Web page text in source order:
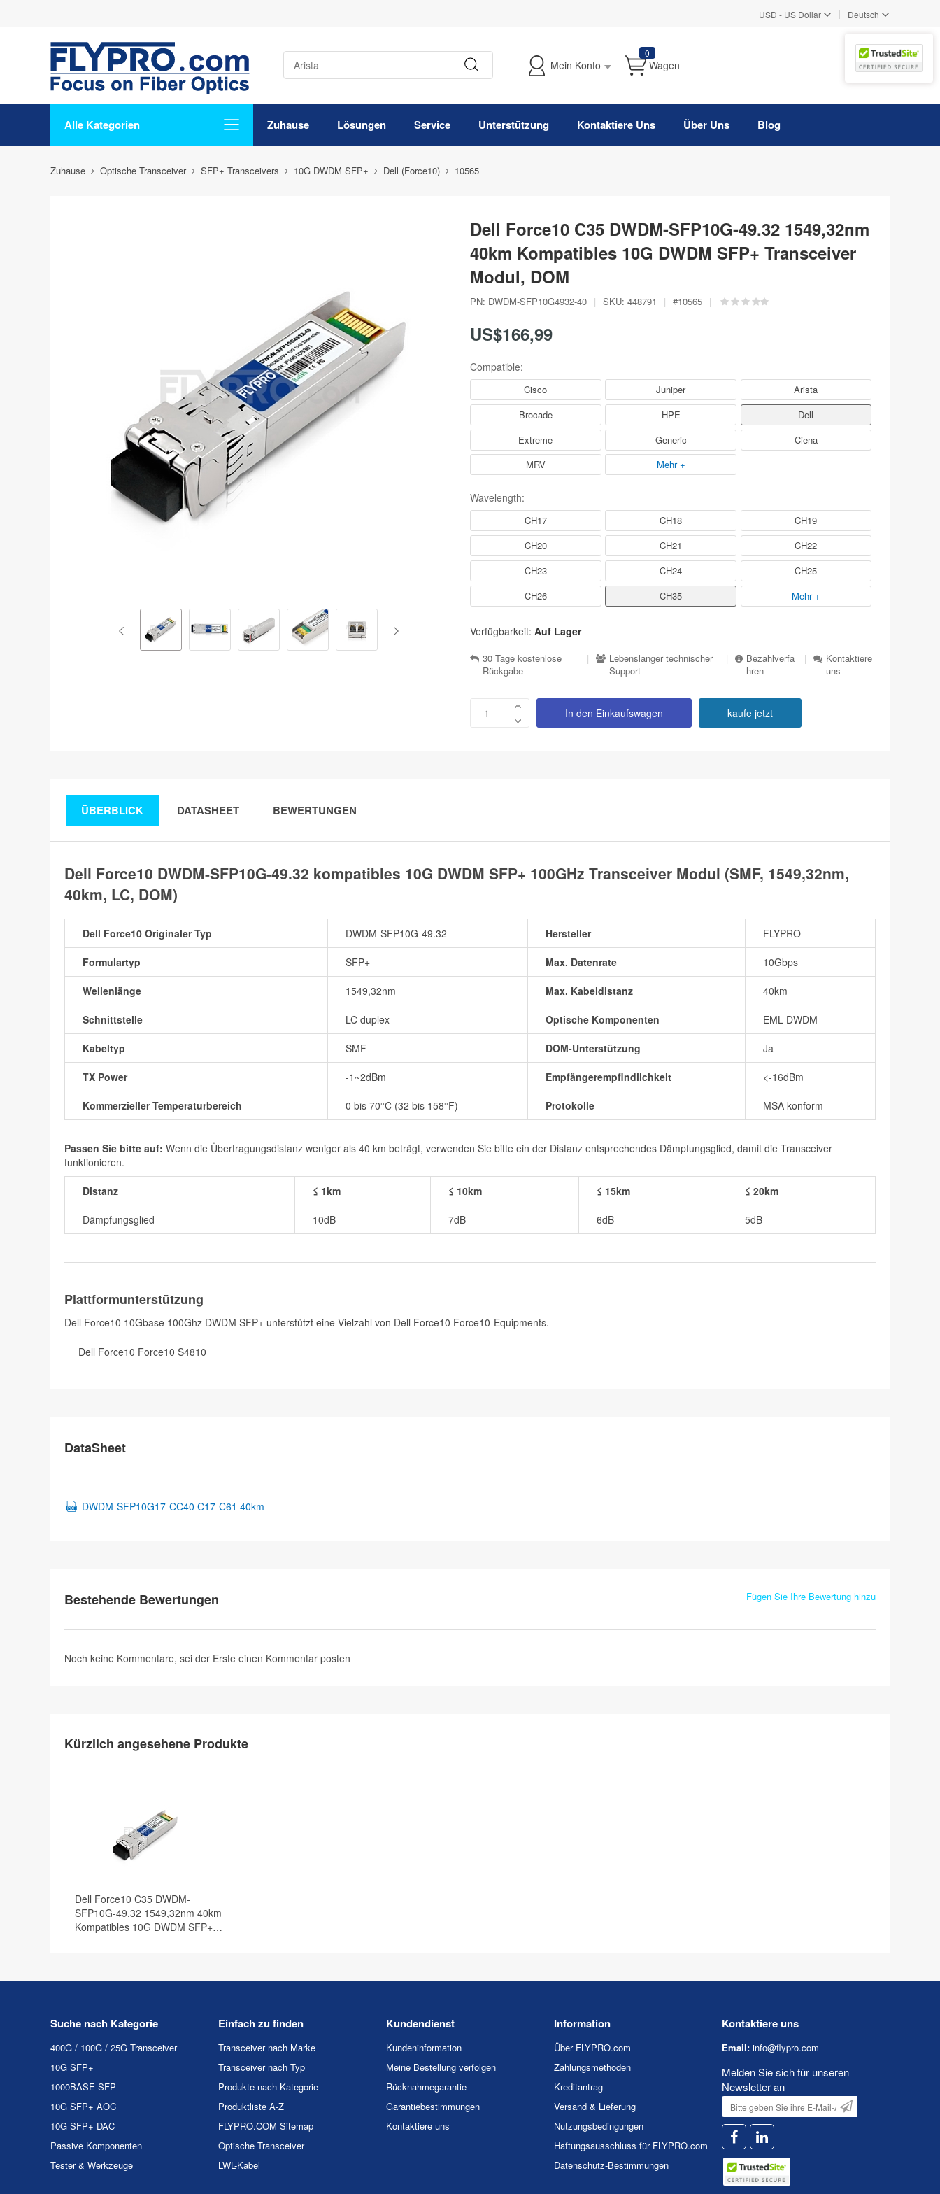
USD - US Dollar | Deutsch
Mein Konto
0
Wagen
Alle Kategorien Zuhause Lösungen Service Unterstützung Kontaktiere Uns Über Uns Blog
Zuhause Optische Transceiver SFP+ Transceivers 10G DWDM SFP+ Dell (Force10) 10565
Dell Force10 C35 DWDM-SFP10G-49.32 1549,32nm
40km Kompatibles 10G DWDM SFP+ Transceiver
Modul, DOM
PN: DWDM-SFP10G4932-40 | SKU: 448791 | #10565 |
US$166,99
Compatible:
Cisco Juniper
Arista
Brocade
HPE
Dell
Extreme
Generic
Ciena
MRV
Mehr +
Wavelength:
CH17 CH18
CH19
CH20
CH21
CH22
CH23
CH24
CH25
CH26
CH35 Mehr +
Verfügbarkeit: Auf Lager
30 Tage kostenlose
Rückgabe
|
Lebenslanger technischer
Support
|
Bezahlverfa
hren
|
Kontaktiere
uns
In den Einkaufswagen kaufe jetzt
ÜBERBLICK DATASHEET BEWERTUNGEN
Dell Force10 DWDM-SFP10G-49.32 kompatibles 10G DWDM SFP+ 100GHz Transceiver Modul (SMF, 1549,32nm,
40km, LC, DOM)
Dell Force10 Originaler Typ DWDM-SFP10G-49.32 Hersteller FLYPRO
Formulartyp SFP+ Max. Datenrate 10Gbps
Wellenlänge 1549,32nm Max. Kabeldistanz 40km
Schnittstelle LC duplex Optische Komponenten EML DWDM
Kabeltyp SMF DOM-Unterstützung Ja
TX Power -1~2dBm Empfängerempfindlichkeit <-16dBm
Kommerzieller Temperaturbereich 0 bis 70°C (32 bis 158°F) Protokolle MSA konform
Passen Sie bitte auf: Wenn die Übertragungsdistanz weniger als 40 km beträgt, verwenden Sie bitte ein der Distanz entsprechendes Dämpfungsglied, damit die Transceiver
funktionieren.
Distanz ≤ 1km ≤ 10km ≤ 15km ≤ 20km
Dämpfungsglied 10dB 7dB 6dB 5dB
Plattformunterstützung
Dell Force10 10Gbase 100Ghz DWDM SFP+ unterstützt eine Vielzahl von Dell Force10 Force10-Equipments.
Dell Force10 Force10 S4810
DataSheet
DWDM-SFP10G17-CC40 C17-C61 40km
Bestehende Bewertungen Fügen Sie Ihre Bewertung hinzu
Noch keine Kommentare, sei der Erste einen Kommentar posten
Kürzlich angesehene Produkte
Dell Force10 C35 DWDM-
SFP10G-49.32 1549,32nm 40km
Kompatibles 10G DWDM SFP+
Suche nach Kategorie
400G / 100G / 25G Transceiver
10G SFP+
1000BASE SFP
10G SFP+ AOC
10G SFP+ DAC
Passive Komponenten
Tester & Werkzeuge
Einfach zu finden
Transceiver nach Marke
Transceiver nach Typ
Produkte nach Kategorie
Produktliste A-Z
FLYPRO.COM Sitemap
Optische Transceiver
LWL-Kabel
Kundendienst
Kundeninformation
Meine Bestellung verfolgen
Rücknahmegarantie
Garantiebestimmungen
Kontaktiere uns
Information
Über FLYPRO.com
Zahlungsmethoden
Kreditantrag
Versand & Lieferung
Nutzungsbedingungen
Haftungsausschluss für FLYPRO.com
Datenschutz-Bestimmungen
Kontaktiere uns
Email: info@flypro.com
Melden Sie sich für unseren
Newsletter an